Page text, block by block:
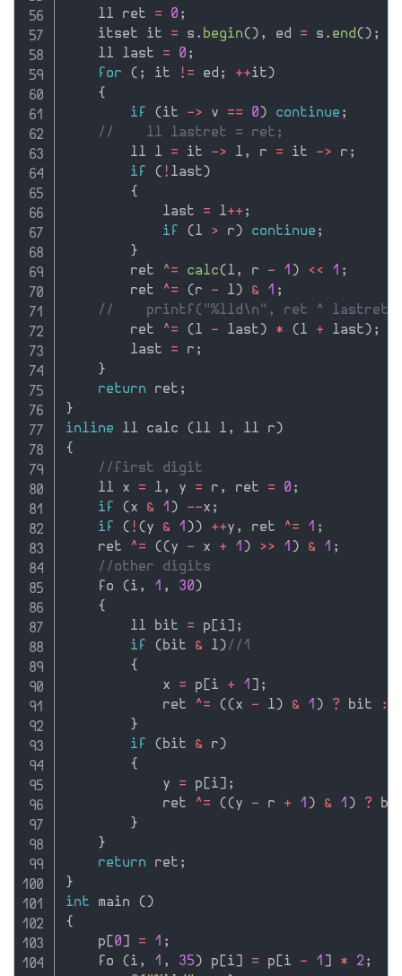
    ll ret
= 0 ;
    itset it
= s . begin() , ed = s . end() ;
    ll last
= 0 ;
for
( ; it != ed ; ++it)
{
if
(it -> v == 0) continue ;
//    ll lastret = ret;
        ll l
= it -> l , r = it -> r ;
if
( ! last)
{
            last
= l++ ;
if
(l > r) continue ;
}
        ret
^= calc(l , r - 1 ) << 1 ;
        ret
^= (r - l) & 1 ;
//    printf("%lld\n", ret ^
        ret
^= (l - last) * (l + last) ;
        last
= r ;
}
return ret ;
}
inline ll calc (ll l , ll r)
{
//first digit
    ll x
= l , y = r , ret = 0 ;
if
(x & 1 ) --x ;
if
( ! (y & 1 )) ++y , ret ^= 1 ;
    ret
^= ((y - x + 1 ) >> 1 ) & 1 ;
//other digits
    fo
(i , 1 , 30)
{
        ll bit
= p [i] ;
if
(bit & l) //1
{
            x
= p [i + 1 ] ;
            ret
^= ((x - l) & 1 ) ? bit :
}
if
(bit & r)
{
            y
= p [i] ;
            ret
^= ((y - r + 1 ) & 1 ) ?
}
}
return ret ;
}
int main ()
{
    p
[0] = 1 ;
    fo
(i , 1 , 35) p [i] = p [i - 1 ] * 2 ;